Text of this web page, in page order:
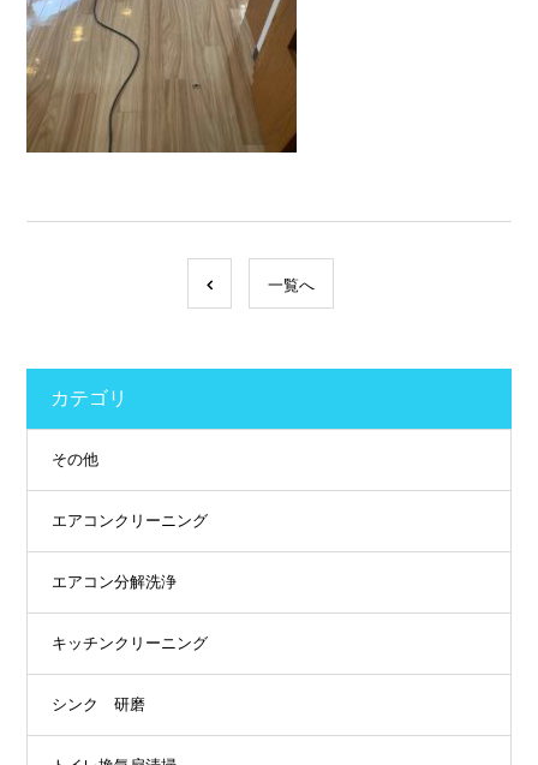
一覧へ
カテゴリ
その他
エアコンクリーニング
エアコン分解洗浄
キッチンクリーニング
シンク 研磨